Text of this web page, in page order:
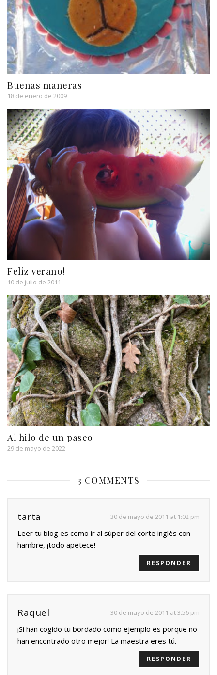
Buenas maneras
18 de enero de 2009
Feliz verano!
10 de julio de 2011
Al hilo de un paseo
29 de mayo de 2022
3 COMMENTS
tarta 30 de mayo de 2011 at 1:02 pm
Leer tu blog es como ir al súper del corte inglés con
hambre, ¡todo apetece!
RESPONDER
Raquel 30 de mayo de 2011 at 3:56 pm
¡Si han cogido tu bordado como ejemplo es porque no
han encontrado otro mejor! La maestra eres tú.
RESPONDER